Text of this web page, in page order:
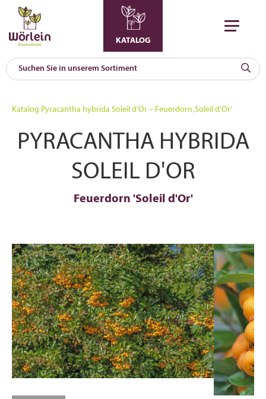
KATALOG
Katalog Pyracantha hybrida Soleil d’Or – Feuerdorn ‚Soleil d’Or‘
PYRACANTHA HYBRIDA
SOLEIL D'OR
Feuerdorn 'Soleil d'Or'